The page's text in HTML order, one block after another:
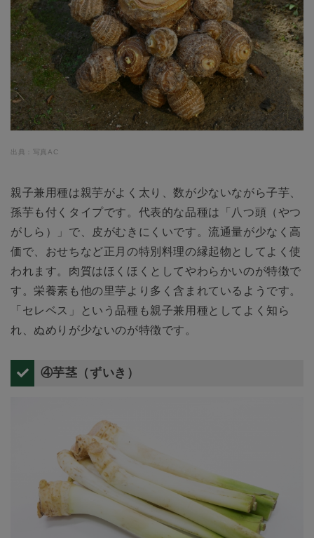
出典：写真AC
親子兼用種は親芋がよく太り、数が少ないながら子芋、
孫芋も付くタイプです。代表的な品種は「八つ頭（やつ
がしら）」で、皮がむきにくいです。流通量が少なく高
価で、おせちなど正月の特別料理の縁起物としてよく使
われます。肉質はほくほくとしてやわらかいのが特徴で
す。栄養素も他の里芋より多く含まれているようです。
「セレベス」という品種も親子兼用種としてよく知ら
れ、ぬめりが少ないのが特徴です。
④芋茎（ずいき）